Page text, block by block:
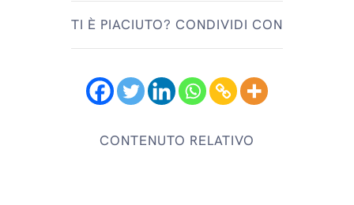
TI È PIACIUTO? CONDIVIDI CON
CONTENUTO RELATIVO